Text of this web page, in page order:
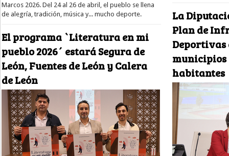
Marcos 2026. Del 24 al 26 de abril, el pueblo se llena
de alegría, tradición, música y... mucho deporte.
El programa `Literatura en mi
pueblo 2026´ estará Segura de
León, Fuentes de León y Calera
de León
La
Plan de
Deportivas
municipios
habitantes